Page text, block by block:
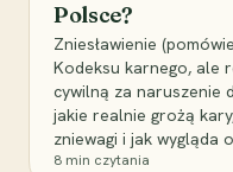
Polsce?
Zniesławienie
Kodeksu karnego, ale
cywilną za naruszenie
jakie realnie grożą
zniewagi i jak wygląda
8 min czytania